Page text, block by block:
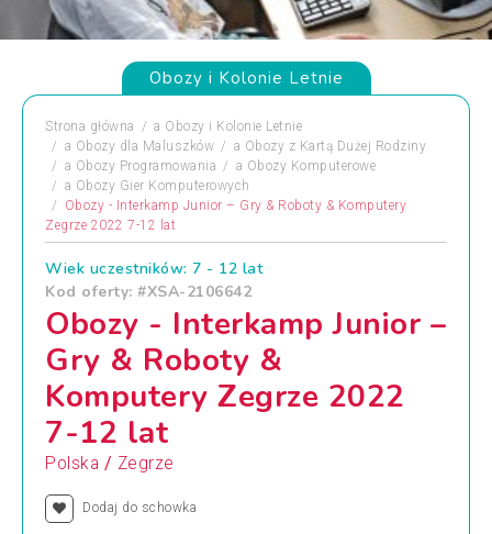
Obozy i Kolonie Letnie
Strona główna a Obozy i Kolonie Letnie
a Obozy dla Maluszków a Obozy z Kartą Dużej Rodziny
a Obozy Programowania a Obozy Komputerowe
a Obozy Gier Komputerowych
Obozy - Interkamp Junior – Gry & Roboty & Komputery
Zegrze 2022 7-12 lat
Wiek uczestników: 7 - 12 lat
Kod oferty: #XSA-2106642
Obozy - Interkamp Junior –
Gry & Roboty &
Komputery Zegrze 2022
7-12 lat
Polska / Zegrze
Dodaj do schowka